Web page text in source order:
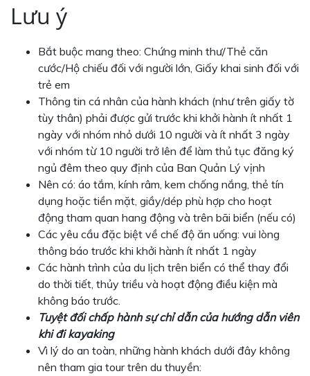
Lưu ý
Bắt buộc mang theo: Chứng minh thư/Thẻ căn
cước/Hộ chiếu đối với người lớn, Giấy khai sinh đối với
trẻ em
Thông tin cá nhân của hành khách (như trên giấy tờ
tùy thân) phải được gửi trước khi khởi hành ít nhất 1
ngày với nhóm nhỏ dưới 10 người và ít nhất 3 ngày
với nhóm từ 10 người trở lên để làm thủ tục đăng ký
ngủ đêm theo quy định của Ban Quản Lý vịnh
Nên có: áo tắm, kính râm, kem chống nắng, thẻ tín
dụng hoặc tiền mặt, giầy/dép phù hợp cho hoạt
động tham quan hang động và trên bãi biển (nếu có)
Các yêu cầu đặc biệt về chế độ ăn uống: vui lòng
thông báo trước khi khởi hành ít nhất 1 ngày
Các hành trình của du lịch trên biển có thể thay đổi
do thời tiết, thủy triều và hoạt động điều kiện mà
không báo trước.
Tuyệt đối chấp hành sự chỉ dẫn của hướng dẫn viên
khi đi kayaking
Vì lý do an toàn, những hành khách dưới đây không
nên tham gia tour trên du thuyền: